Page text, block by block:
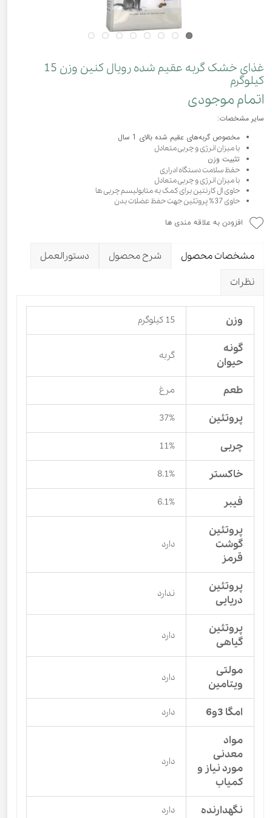
غذای خشک گربه عقیم شده رویال کنین وزن 15
کیلوگرم
اتمام موجودی
سایر مشخصات:
مخصوص گربه‌های عقیم شده بالای 1 سال
با میزان انرژی و چربی متعادل
تثبیت وزن
حفظ سلامت دستگاه ادراری
با میزان انرژی و چربی متعادل
حاوی ال کارنتین برای کمک به متابولیسم چربی ها
حاوی 37% پروتئین جهت حفظ عضلات بدن
افزودن به علاقه مندی ها
مشخصات محصول شرح محصول
دستورالعمل
نظرات
وزن 15 کیلوگرم
گونه
حیوان
گربه
طعم مرغ
پروتئین 37%
چربی 11%
خاکستر 8.1%
فیبر 6.1%
پروتئین
گوشت
قرمز
دارد
پروتئین
دریایی
ندارد
پروتئین
گیاهی
دارد
مولتی
ویتامین
دارد
امگا 3و6 دارد
مواد
معدنی
مورد نیاز و
کمیاب
دارد
نگهدارنده دارد